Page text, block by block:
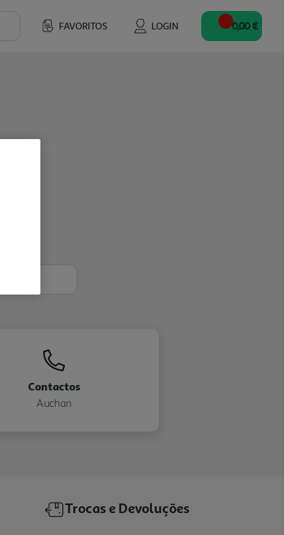
FAVORITOS LOGIN 0,00 €
Contactos
Auchan
Trocas e Devoluções